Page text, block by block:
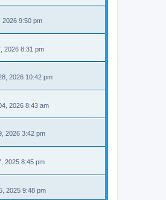
9:50 pm
2026 8:31 pm
2026 10:42 pm
2026 8:43 am
2026 3:42 pm
2025 8:45 pm
2025 9:48 pm